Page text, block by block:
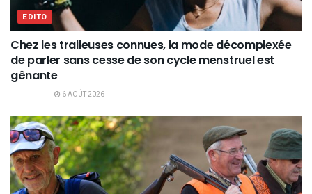
EDITO
Chez les traileuses connues, la mode décomplexée
de parler sans cesse de son cycle menstruel est
gênante
6 AOÛT 2026